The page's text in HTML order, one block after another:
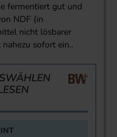
fermentiert gut und
NDF (in
nicht lösbarer
sofort ein..